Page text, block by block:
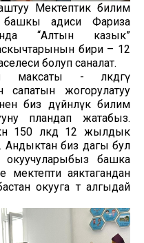
Мектептик билим
адиси Фариза
“Алтын казык”
бири – 12
болуп саналат.
максаты - өлкөдөгү
сапатын жогорулатуу
биз дүйнөлүк билим
пландап жатабыз.
150 өлкөдө 12 жылдык
Андыктан биз дагы бул
башка
мектепти аяктагандан
окууга өтө алгыдай